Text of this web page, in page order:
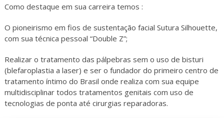
Como destaque em sua carreira temos :
O pioneirismo em fios de sustentação facial Sutura Silhouette,
com sua técnica pessoal “Double Z”;
Realizar o tratamento das pálpebras sem o uso de bisturi
(blefaroplastia a laser) e ser o fundador do primeiro centro de
tratamento íntimo do Brasil onde realiza com sua equipe
multidisciplinar todos tratamentos genitais com uso de
tecnologias de ponta até cirurgias reparadoras.